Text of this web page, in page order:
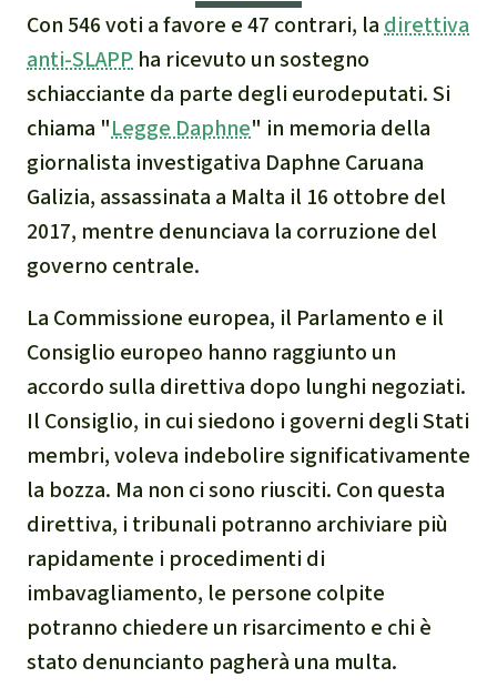
Miniere
Landgrabbing
Difensori e Difensore
MDL
Chimalapas
Incendi
Domande e risposte
Criminalità ambientale,
narcotraffico e territori
indigeni in Amazzonia
Português
Indonesia
Con 546 voti a favore e 47 contrari, la direttiva
anti-SLAPP ha ricevuto un sostegno
schiacciante da parte degli eurodeputati. Si
chiama "Legge Daphne" in memoria della
giornalista investigativa Daphne Caruana
Galizia, assassinata a Malta il 16 ottobre del
2017, mentre denunciava la corruzione del
governo centrale.
La Commissione europea, il Parlamento e il
Consiglio europeo hanno raggiunto un
accordo sulla direttiva dopo lunghi negoziati.
Il Consiglio, in cui siedono i governi degli Stati
membri, voleva indebolire significativamente
la bozza. Ma non ci sono riusciti. Con questa
direttiva, i tribunali potranno archiviare più
rapidamente i procedimenti di
imbavagliamento, le persone colpite
potranno chiedere un risarcimento e chi è
stato denuncianto pagherà una multa.